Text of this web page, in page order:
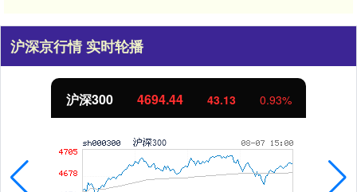
沪深京行情 实时轮播
沪深300 4694.44 43.13 0.93%